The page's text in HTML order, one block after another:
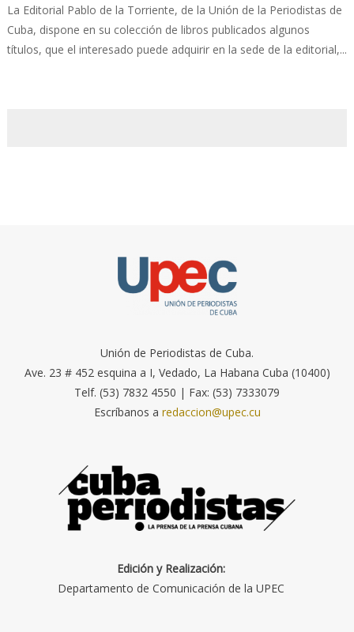
La Editorial Pablo de la Torriente, de la Unión de la Periodistas de
Cuba, dispone en su colección de libros publicados algunos
títulos, que el interesado puede adquirir en la sede de la editorial,...
Unión de Periodistas de Cuba.
Ave. 23 # 452 esquina a I, Vedado, La Habana Cuba (10400)
Telf. (53) 7832 4550 | Fax: (53) 7333079
Escríbanos a redaccion@upec.cu
Edición y Realización:
Departamento de Comunicación de la UPEC